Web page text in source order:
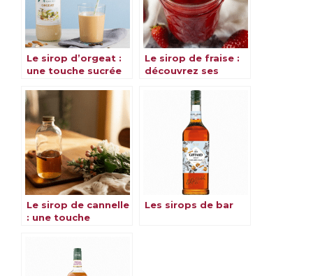
Le sirop d’orgeat :
une touche sucrée
boissons
Le sirop de fraise :
découvrez ses
Le sirop de cannelle
: une touche
Les sirops de bar